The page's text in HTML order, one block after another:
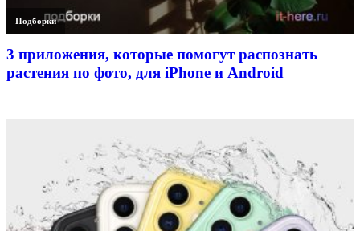
Подборки
3 приложения, которые помогут распознать
растения по фото, для iPhone и Android